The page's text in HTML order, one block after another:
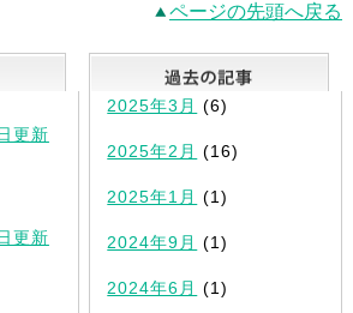
ページの先頭へ戻る
最新記事一覧
更新
更新
2025年3月 (6)
2025年2月 (16)
2025年1月 (1)
2024年9月 (1)
2024年6月 (1)